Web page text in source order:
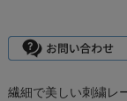
繊細で美しい刺繍レ